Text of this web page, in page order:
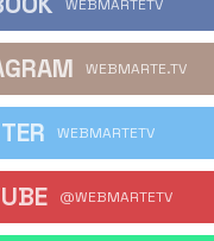
WEBMARTETV
WEBMARTE.TV
WEBMARTETV
@WEBMARTETV